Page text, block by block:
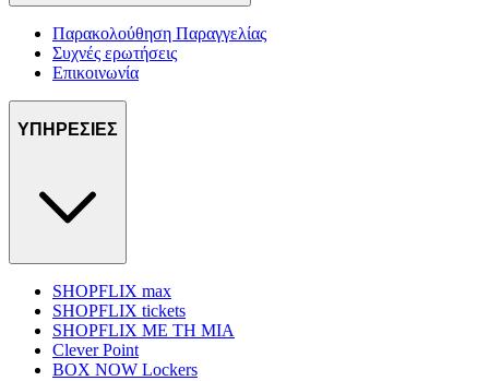
Παρακολούθηση Παραγγελίας
Συχνές ερωτήσεις
Επικοινωνία
ΥΠΗΡΕΣΙΕΣ
SHOPFLIX max
SHOPFLIX tickets
SHOPFLIX ΜΕ ΤΗ ΜΙΑ
Clever Point
BOX NOW Lockers